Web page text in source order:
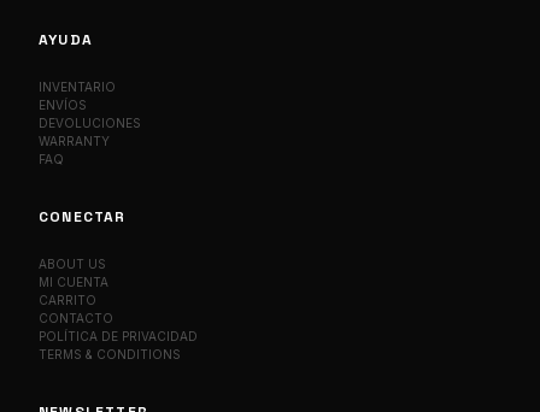
AYUDA
INVENTARIO
ENVÍOS
DEVOLUCIONES
WARRANTY
FAQ
CONECTAR
ABOUT US
MI CUENTA
CARRITO
CONTACTO
POLÍTICA DE PRIVACIDAD
TERMS & CONDITIONS